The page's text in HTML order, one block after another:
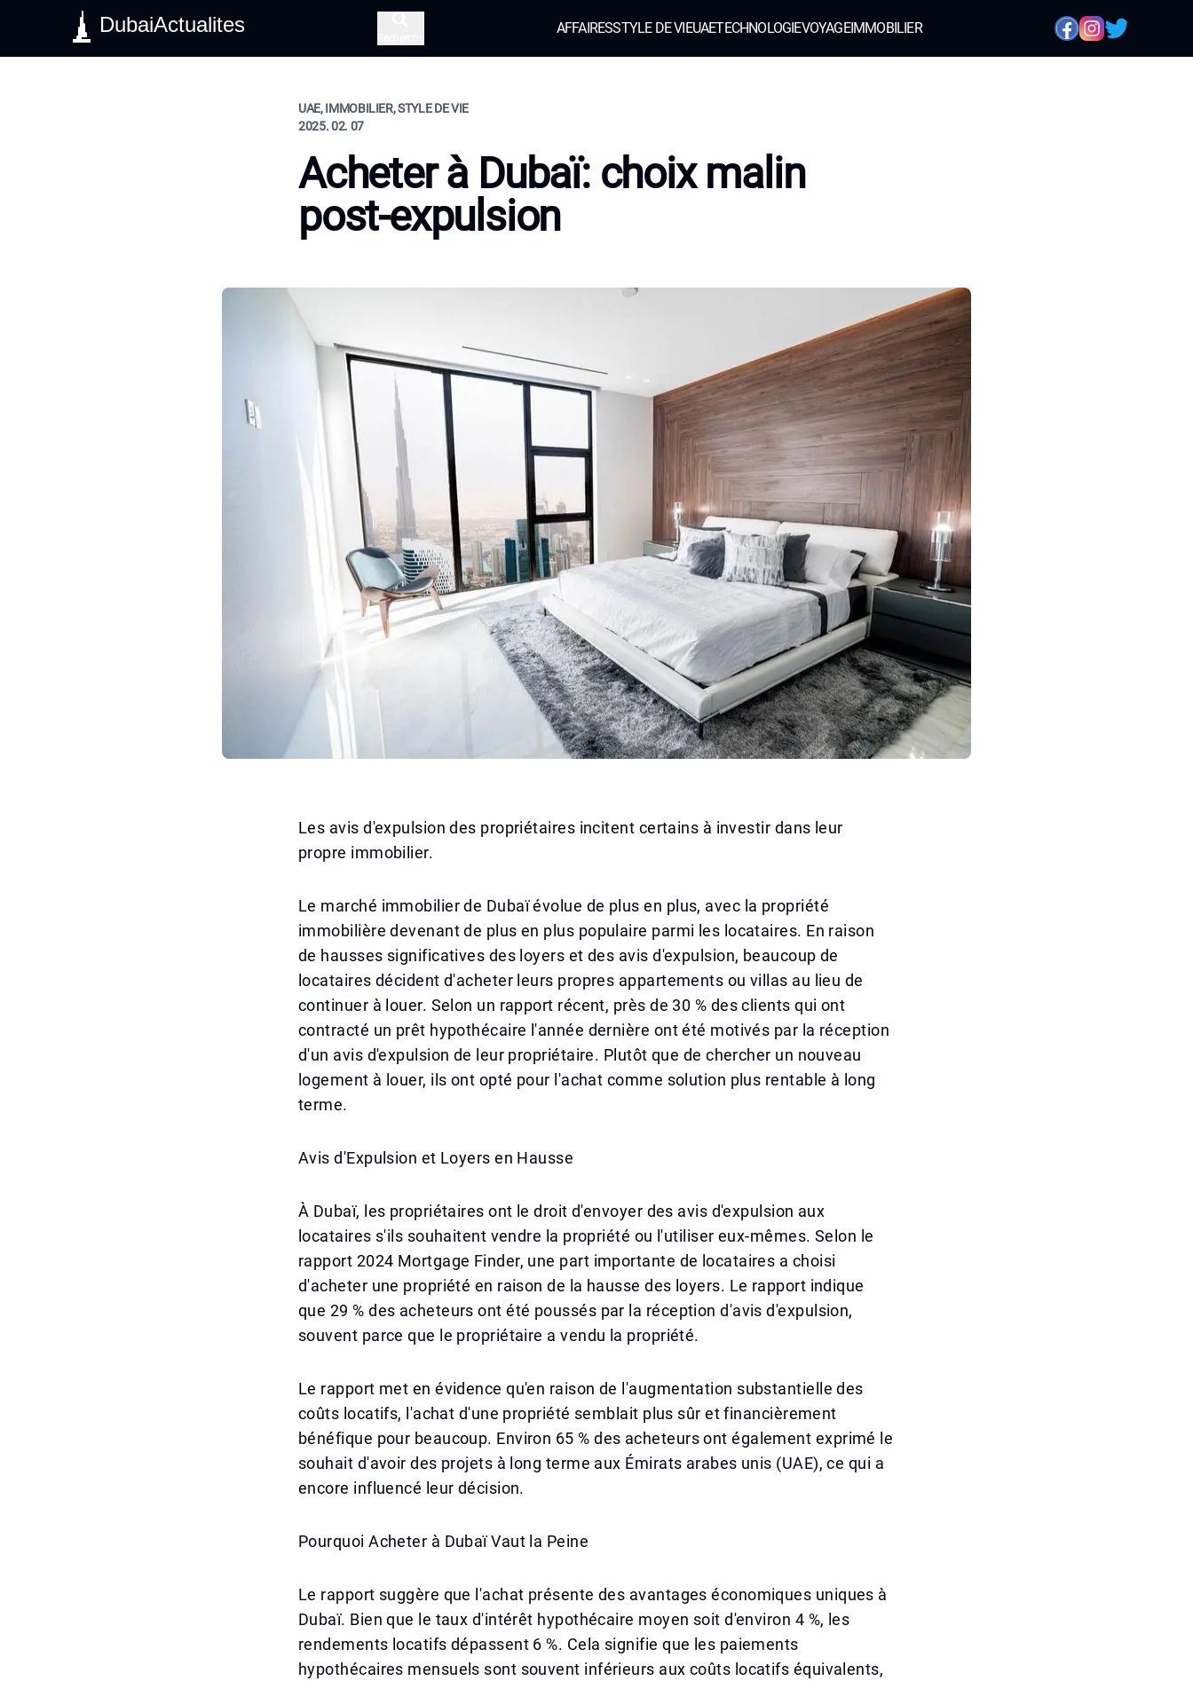
DubaiActualites AFFAIRESSTYLE DE VIEUAETECHNOLOGIEVOYAGEIMMOBILIER
UAE, IMMOBILIER, STYLE DE VIE
2025. 02. 07
Acheter à Dubaï: choix malin
post-expulsion
Les avis d'expulsion des propriétaires incitent certains à investir dans leur
propre immobilier.
Le marché immobilier de Dubaï évolue de plus en plus, avec la propriété
immobilière devenant de plus en plus populaire parmi les locataires. En raison
de hausses significatives des loyers et des avis d'expulsion, beaucoup de
locataires décident d'acheter leurs propres appartements ou villas au lieu de
continuer à louer. Selon un rapport récent, près de 30 % des clients qui ont
contracté un prêt hypothécaire l'année dernière ont été motivés par la réception
d'un avis d'expulsion de leur propriétaire. Plutôt que de chercher un nouveau
logement à louer, ils ont opté pour l'achat comme solution plus rentable à long
terme.
Avis d'Expulsion et Loyers en Hausse
À Dubaï, les propriétaires ont le droit d'envoyer des avis d'expulsion aux
locataires s'ils souhaitent vendre la propriété ou l'utiliser eux-mêmes. Selon le
rapport 2024 Mortgage Finder, une part importante de locataires a choisi
d'acheter une propriété en raison de la hausse des loyers. Le rapport indique
que 29 % des acheteurs ont été poussés par la réception d'avis d'expulsion,
souvent parce que le propriétaire a vendu la propriété.
Le rapport met en évidence qu'en raison de l'augmentation substantielle des
coûts locatifs, l'achat d'une propriété semblait plus sûr et financièrement
bénéfique pour beaucoup. Environ 65 % des acheteurs ont également exprimé le
souhait d'avoir des projets à long terme aux Émirats arabes unis (UAE), ce qui a
encore influencé leur décision.
Pourquoi Acheter à Dubaï Vaut la Peine
Le rapport suggère que l'achat présente des avantages économiques uniques à
Dubaï. Bien que le taux d'intérêt hypothécaire moyen soit d'environ 4 %, les
rendements locatifs dépassent 6 %. Cela signifie que les paiements
hypothécaires mensuels sont souvent inférieurs aux coûts locatifs équivalents,